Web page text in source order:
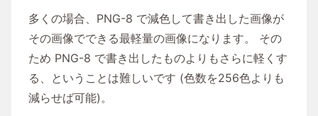
多くの場合、PNG-8 で減色して書き出した画像が
その画像でできる最軽量の画像になります。 その
ため PNG-8 で書き出したものよりもさらに軽くす
る、ということは難しいです (色数を256色よりも
減らせば可能)。